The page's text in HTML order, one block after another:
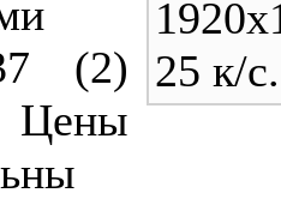
(2) 25 к/с.